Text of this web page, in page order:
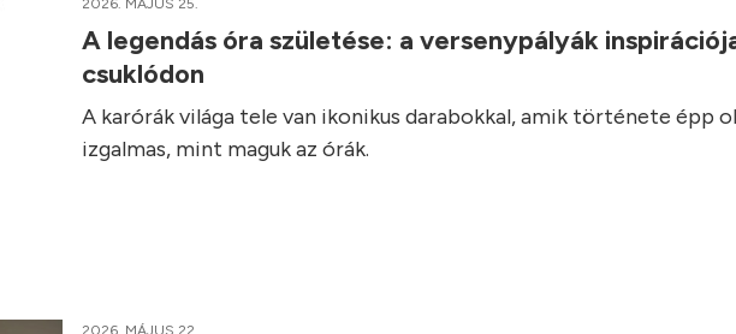
2026. MÁJUS 25.
A legendás óra születése: a versenypályák
csuklódon
A karórák világa tele van ikonikus darabokkal, amik története épp
izgalmas, mint maguk az órák.
2026. MÁJUS 22.